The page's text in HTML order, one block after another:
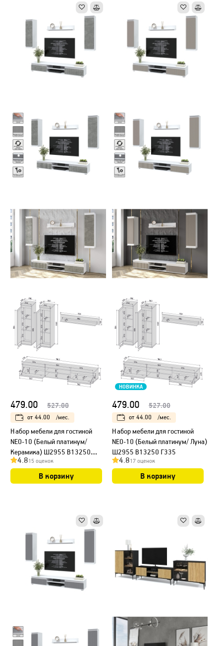
479.00 527.00
от 44.00 /мес.
Набор мебели для гостиной
NEO-10 (Белый платинум/
Керамика) Ш2955 В13250
Г335
4.815 оценок
В корзину
НОВИНКА
479.00 527.00
от 44.00 /мес.
Набор мебели для гостиной
NEO-10 (Белый платинум/ Луна)
Ш2955 В13250 Г335
4.817 оценок
В корзину